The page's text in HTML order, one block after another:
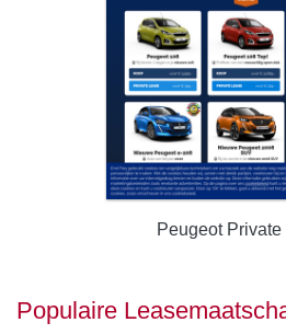
Peugeot
Populaire